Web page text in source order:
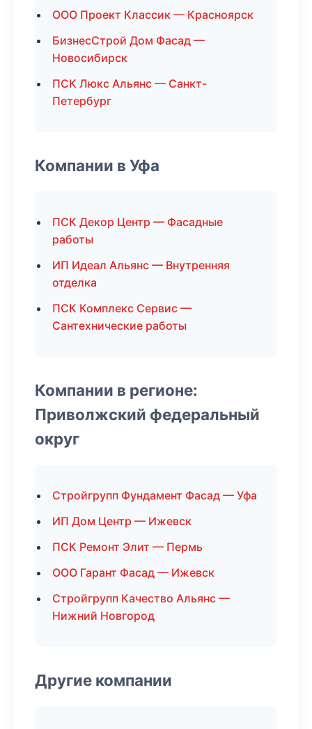
ООО Проект Классик — Красноярск
БизнесСтрой Дом Фасад —
Новосибирск
ПСК Люкс Альянс — Санкт-
Петербург
Компании в Уфа
ПСК Декор Центр — Фасадные
работы
ИП Идеал Альянс — Внутренняя
отделка
ПСК Комплекс Сервис —
Сантехнические работы
Компании в регионе:
Приволжский федеральный
округ
Стройгрупп Фундамент Фасад — Уфа
ИП Дом Центр — Ижевск
ПСК Ремонт Элит — Пермь
ООО Гарант Фасад — Ижевск
Стройгрупп Качество Альянс —
Нижний Новгород
Другие компании